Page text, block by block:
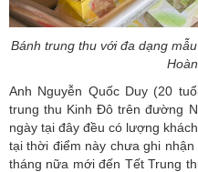
Bánh trung thu với đa dạng
Anh Nguyễn Quốc Duy (20
trung thu Kinh Đô trên đường
ngày tại đây đều có lượng
tại thời điểm này chưa ghi
tháng nữa mới đến Tết Trung